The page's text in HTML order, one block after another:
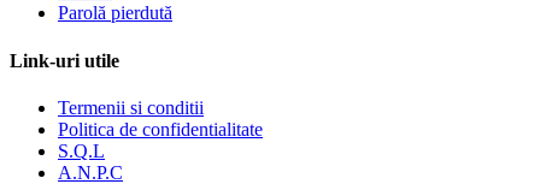
Parolă pierdută
Link-uri utile
Termenii si conditii
Politica de confidentialitate
S.Q.L
A.N.P.C